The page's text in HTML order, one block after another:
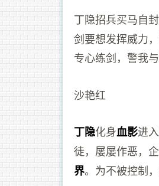
丁隐招兵买马自封
剑要想发挥威力
专心练剑，警我
沙艳红
丁隐化身血影进入
徒，屡屡作恶，
界。为不被控制